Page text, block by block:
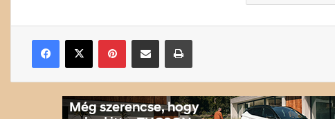
Facebook
X PinterestMegosztás email-ben Nyomtatás